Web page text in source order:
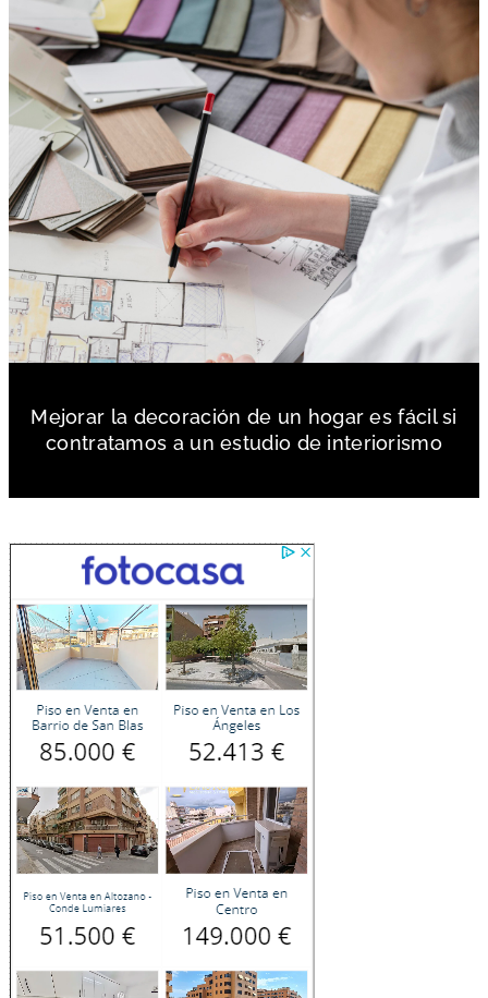
Mejorar la decoración de un hogar es fácil si
contratamos a un estudio de interiorismo